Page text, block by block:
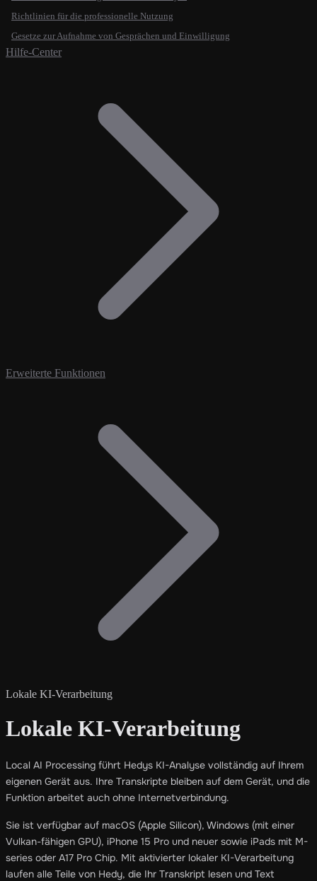
Richtlinien für die professionelle Nutzung
Gesetze zur Aufnahme von Gesprächen und Einwilligung
Hilfe-Center
Erweiterte Funktionen
Lokale KI-Verarbeitung
Lokale KI-Verarbeitung
Local AI Processing führt Hedys KI-Analyse vollständig auf Ihrem
eigenen Gerät aus. Ihre Transkripte bleiben auf dem Gerät, und die
Funktion arbeitet auch ohne Internetverbindung.
Sie ist verfügbar auf macOS (Apple Silicon), Windows (mit einer
Vulkan-fähigen GPU), iPhone 15 Pro und neuer sowie iPads mit M-
series oder A17 Pro Chip. Mit aktivierter lokaler KI-Verarbeitung
laufen alle Teile von Hedy, die Ihr Transkript lesen und Text